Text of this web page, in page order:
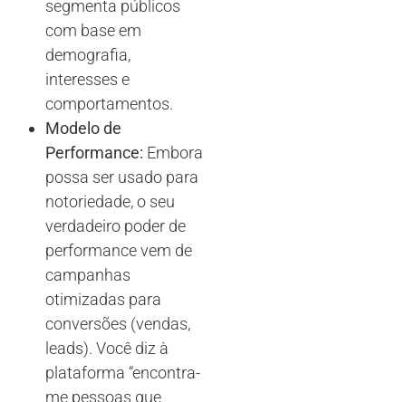
segmenta públicos
com base em
demografia,
interesses e
comportamentos.
Modelo de
Performance: Embora
possa ser usado para
notoriedade, o seu
verdadeiro poder de
performance vem de
campanhas
otimizadas para
conversões (vendas,
leads). Você diz à
plataforma “encontra-
me pessoas que